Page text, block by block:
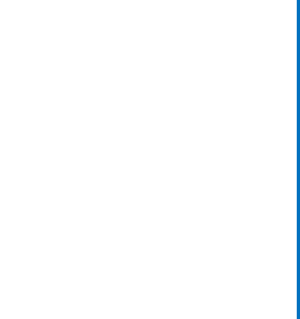
平成23年のみ平成24年2月1日現
械の分類は廃止。また、衣服は繊維
値は、合併前、合併後で調査区が変
平成16年、平成24年の数値は民営事